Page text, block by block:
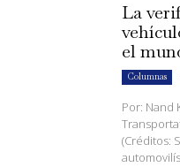
La
el
Columnas
Por: Nand
(Créditos: